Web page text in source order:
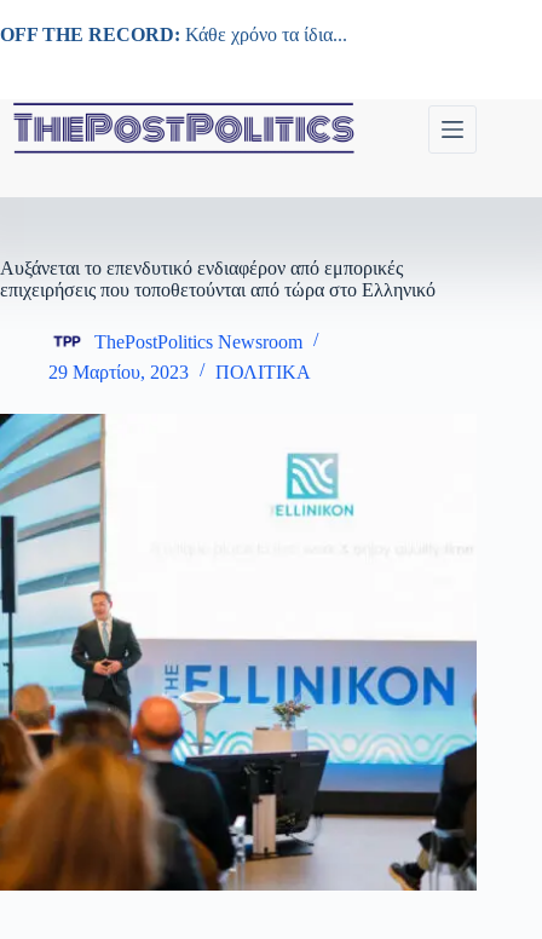
στο
OFF THE RECORD: Κάθε χρόνο τα ίδια...
Αυξάνεται το επενδυτικό ενδιαφέρον από εμπορικές
επιχειρήσεις που τοποθετούνται από τώρα στο Ελληνικό
ThePostPolitics Newsroom
29 Μαρτίου, 2023
ΠΟΛΙΤΙΚΑ